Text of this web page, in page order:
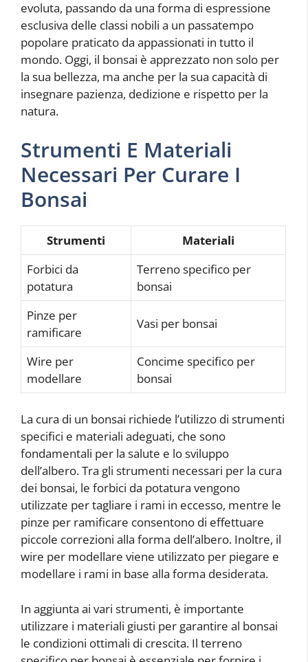
evoluta, passando da una forma di espressione
esclusiva delle classi nobili a un passatempo
popolare praticato da appassionati in tutto il
mondo. Oggi, il bonsai è apprezzato non solo per
la sua bellezza, ma anche per la sua capacità di
insegnare pazienza, dedizione e rispetto per la
natura.
Strumenti E Materiali
Necessari Per Curare I
Bonsai
Strumenti
Materiali
Forbici da
potatura
Terreno specifico per
bonsai
Pinze per
ramificare
Vasi per bonsai
Wire per
modellare
Concime specifico per
bonsai
La cura di un bonsai richiede l’utilizzo di strumenti
specifici e materiali adeguati, che sono
fondamentali per la salute e lo sviluppo
dell’albero. Tra gli strumenti necessari per la cura
dei bonsai, le forbici da potatura vengono
utilizzate per tagliare i rami in eccesso, mentre le
pinze per ramificare consentono di effettuare
piccole correzioni alla forma dell’albero. Inoltre, il
wire per modellare viene utilizzato per piegare e
modellare i rami in base alla forma desiderata.
In aggiunta ai vari strumenti, è importante
utilizzare i materiali giusti per garantire al bonsai
le condizioni ottimali di crescita. Il terreno